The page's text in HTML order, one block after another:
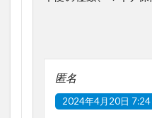
匿名
2024年4月20日 7:24